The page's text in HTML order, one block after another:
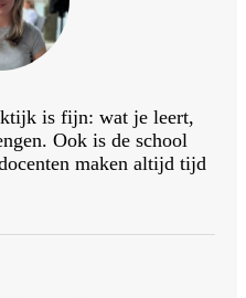
is fijn: wat je leert,
Ook is de school
maken altijd tijd